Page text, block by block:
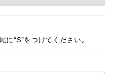
に“S”をつけてください｡